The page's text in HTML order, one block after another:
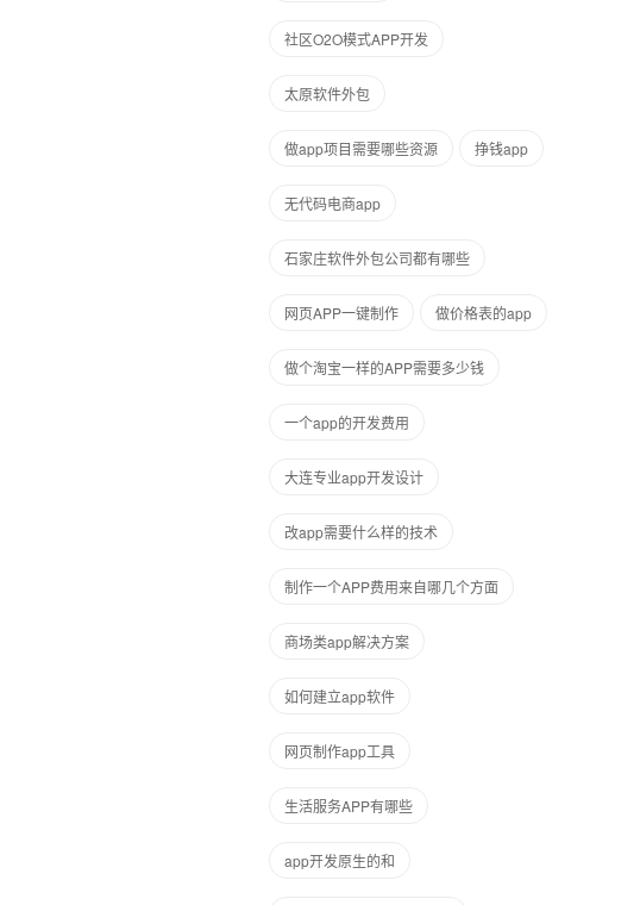
社区O2O模式APP开发
太原软件外包
做app项目需要哪些资源 挣钱app
无代码电商app
石家庄软件外包公司都有哪些
网页APP一键制作 做价格表的app
做个淘宝一样的APP需要多少钱
一个app的开发费用
大连专业app开发设计
改app需要什么样的技术
制作一个APP费用来自哪几个方面
商场类app解决方案
如何建立app软件
网页制作app工具
生活服务APP有哪些
app开发原生的和